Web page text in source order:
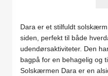
Dara er et stilfuldt
siden, perfekt til både
udendørsaktiviteter. Den
bagpå for en behagelig og
Solskærmen Dara er en